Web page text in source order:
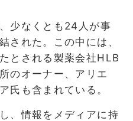
少なくとも24人が事
された。この中には、
とされる製薬会社HLB
のオーナー、アリエ
氏も含まれている。
、情報をメディアに持